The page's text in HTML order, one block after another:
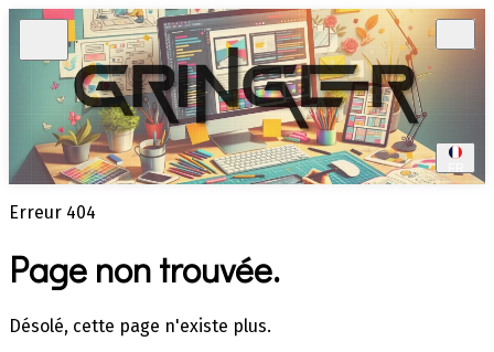
Erreur 404
Page non trouvée.
Désolé, cette page n'existe plus.